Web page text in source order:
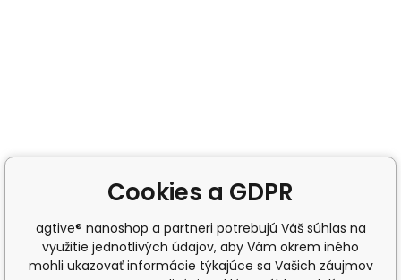
Cookies a GDPR
agtive® nanoshop a partneri potrebujú Váš súhlas na
využitie jednotlivých údajov, aby Vám okrem iného
mohli ukazovať informácie týkajúce sa Vašich záujmov